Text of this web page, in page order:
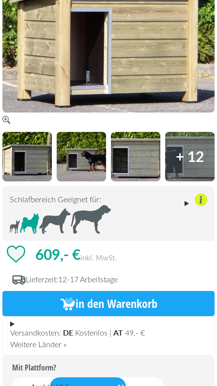
+ 12
Schlafbereich Geeignet für:
609,- €inkl. MwSt.
Lieferzeit:12-17 Arbeitstage
in den Warenkorb
Versandkosten: DE Kostenlos | AT49,- €
Weitere Länder »
Mit Plattform?